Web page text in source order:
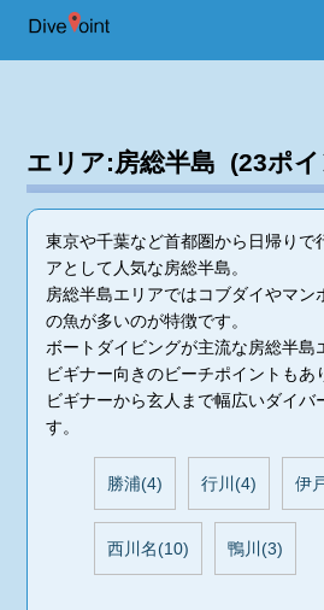
房総半島 一覧
エリア:房総半島 (23ポ
東京や千葉など首都圏から日帰りで
アとして人気な房総半島。
房総半島エリアではコブダイやマン
の魚が多いのが特徴です。
ボートダイビングが主流な房総半島
ビギナー向きのビーチポイントもあ
ビギナーから玄人まで幅広いダイバ
す。
勝浦(4) 行川(4) 伊
西川名(10) 鴨川(3)